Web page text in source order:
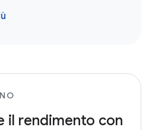
il rendimento con